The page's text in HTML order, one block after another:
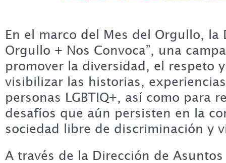
En el marco del Mes del Orgullo, la
Orgullo + Nos Convoca”, una
promover la diversidad, el respeto
visibilizar las historias,
personas LGBTIQ+, así como para
desafíos que aún persisten en la
sociedad libre de discriminación y
A través de la Dirección de